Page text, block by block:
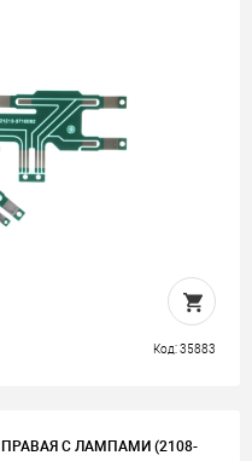
Код: 35883
С ЛАМПАМИ (2108-